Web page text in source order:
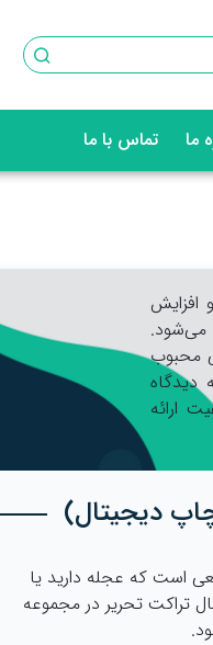
ما تماس با ما
افزایش
می‌شود.
محبوب
دیدگاه
ارائه
دیجیتال)
است که عجله دارید یا
تراکت تحریر در مجموعه